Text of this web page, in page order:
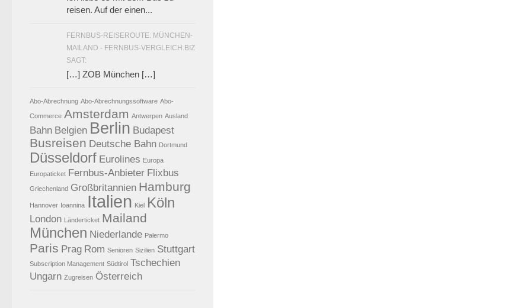
reisen. Auf der einen...
FERNBUS-REISEROUTE: MÜNCHEN-
MAILAND - FERNBUS-VERGLEICH.BIZ
SAGT:
[…] ZOB München […]
Abo-Abrechnung Abo-Abrechnungssoftware Abo-
Commerce Amsterdam Antwerpen Ausland
Bahn Belgien Berlin Budapest
Busreisen Deutsche Bahn Dortmund
Düsseldorf Eurolines Europa
Europaticket Fernbus-Anbieter Flixbus
Griechenland Großbritannien Hamburg
Hannover Ioannina Italien Kiel Köln
London Länderticket Mailand
München Niederlande Palermo
Paris Prag Rom Senioren Sizilien Stuttgart
Subscription Management Südtirol Tschechien
Ungarn Zugreisen Österreich